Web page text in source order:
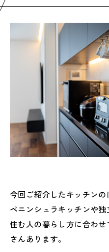
今回ご紹介したキッチンの
ペニンシュラキッチンや独
住む人の暮らし方に合わ
さんあります。